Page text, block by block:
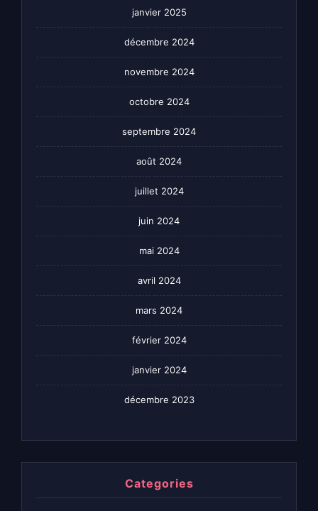
janvier 2025
décembre 2024
novembre 2024
octobre 2024
septembre 2024
août 2024
juillet 2024
juin 2024
mai 2024
avril 2024
mars 2024
février 2024
janvier 2024
décembre 2023
Categories